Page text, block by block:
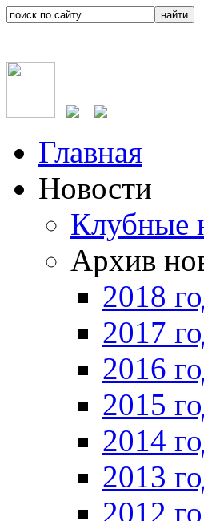
Главная
Новости
Клубные
Архив
2018
2017
2016
2015
2014
2013
2012